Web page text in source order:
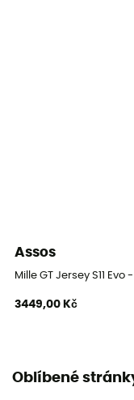
Assos
Mille GT Jersey S11
3449,00 Kč
Oblíbené